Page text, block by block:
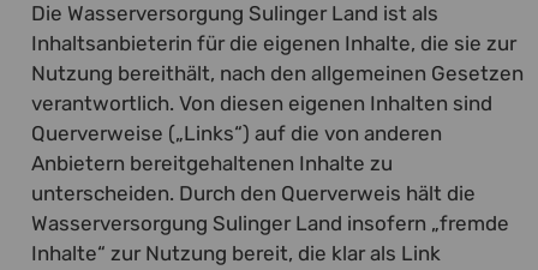
Die Wasserversorgung Sulinger Land ist als
Inhaltsanbieterin für die eigenen Inhalte, die sie zur
Nutzung bereithält, nach den allgemeinen Gesetzen
verantwortlich. Von diesen eigenen Inhalten sind
Querverweise („Links“) auf die von anderen
Anbietern bereitgehaltenen Inhalte zu
unterscheiden. Durch den Querverweis hält die
Wasserversorgung Sulinger Land insofern „fremde
Inhalte“ zur Nutzung bereit, die klar als Link